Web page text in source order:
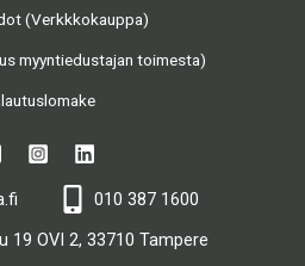
(Verkkkokauppa)
myyntiedustajan toimesta)
010 387 1600
19 OVI 2, 33710 Tampere